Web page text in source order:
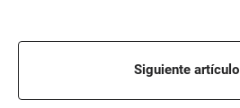
Siguiente artículo